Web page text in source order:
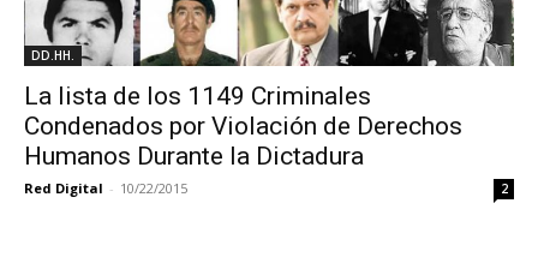
DD.HH.
La lista de los 1149 Criminales
Condenados por Violación de Derechos
Humanos Durante la Dictadura
Red Digital - 10/22/2015 2